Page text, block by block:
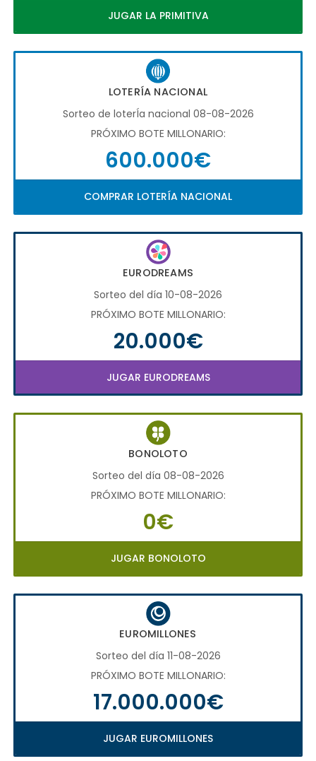
JUGAR LA PRIMITIVA
LOTERÍA NACIONAL
Sorteo de loterÍa nacional 08-08-2026
PRÓXIMO BOTE MILLONARIO:
600.000€
COMPRAR LOTERÍA NACIONAL
EURODREAMS
Sorteo del día 10-08-2026
PRÓXIMO BOTE MILLONARIO:
20.000€
JUGAR EURODREAMS
BONOLOTO
Sorteo del día 08-08-2026
PRÓXIMO BOTE MILLONARIO:
0€
JUGAR BONOLOTO
EUROMILLONES
Sorteo del día 11-08-2026
PRÓXIMO BOTE MILLONARIO:
17.000.000€
JUGAR EUROMILLONES